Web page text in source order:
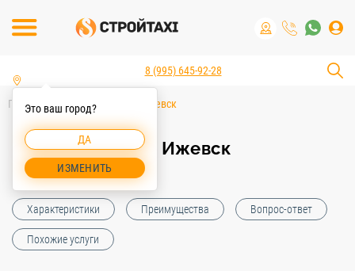
Это ваш город?
ДА
ИЗМЕНИТЬ
8 (995) 645-92-28
Главная Аренда лобзика Ижевск
Аренда лобзика Ижевск
Характеристики Преимущества Вопрос-ответ
Похожие услуги